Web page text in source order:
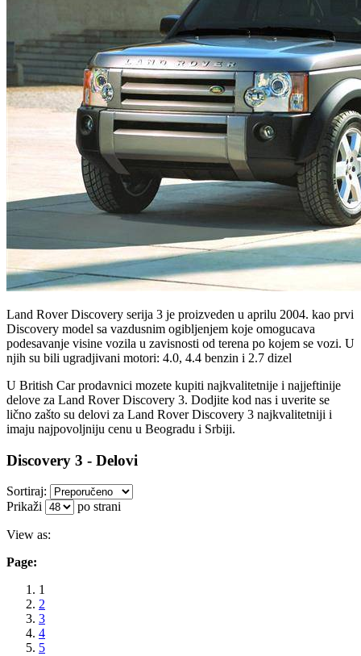
Land Rover Discovery serija 3 je proizveden u aprilu 2004. kao prvi
Discovery model sa vazdusnim ogibljenjem koje omogucava
podesavanje visine vozila u zavisnosti od terena po kojem se vozi. U
njih su bili ugradjivani motori: 4.0, 4.4 benzin i 2.7 dizel
U British Car prodavnici mozete kupiti najkvalitetnije i najjeftinije
delove za Land Rover Discovery 3. Dodjite kod nas i uverite se
lično zašto su delovi za Land Rover Discovery 3 najkvalitetniji i
imaju najpovoljniju cenu u Beogradu i Srbiji.
Discovery 3 - Delovi
Sortiraj:
Prikaži
po strani
View as:
Page:
1
2
3
4
5